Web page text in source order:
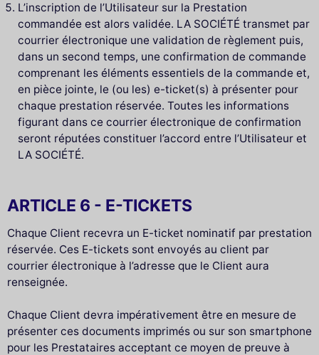
L’inscription de l’Utilisateur sur la Prestation
commandée est alors validée. LA SOCIÉTÉ transmet par
courrier électronique une validation de règlement puis,
dans un second temps, une confirmation de commande
comprenant les éléments essentiels de la commande et,
en pièce jointe, le (ou les) e-ticket(s) à présenter pour
chaque prestation réservée. Toutes les informations
figurant dans ce courrier électronique de confirmation
seront réputées constituer l’accord entre l’Utilisateur et
LA SOCIÉTÉ.
ARTICLE 6 - E-TICKETS
Chaque Client recevra un E-ticket nominatif par prestation
réservée. Ces E-tickets sont envoyés au client par
courrier électronique à l’adresse que le Client aura
renseignée.
Chaque Client devra impérativement être en mesure de
présenter ces documents imprimés ou sur son smartphone
pour les Prestataires acceptant ce moyen de preuve à